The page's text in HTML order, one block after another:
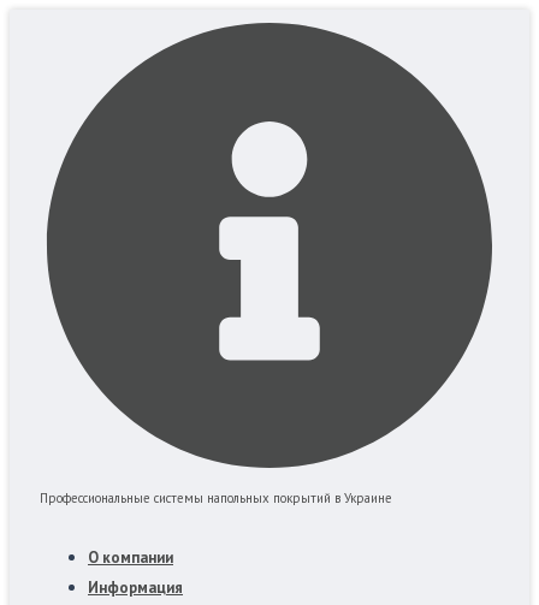
содержимому
Профессиональные системы напольных покрытий в Украине
О компании
Информация